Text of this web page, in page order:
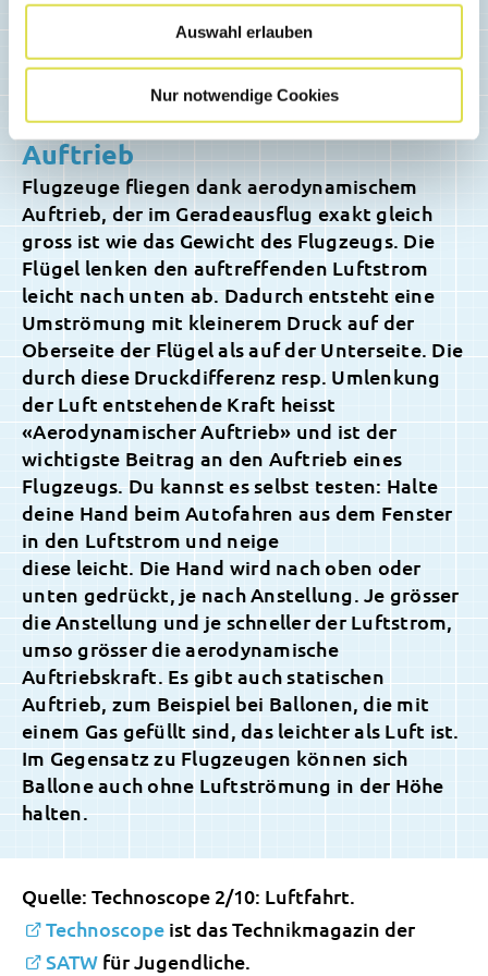
Auswahl erlauben
Nur notwendige Cookies
Fliegen dank aerodynamischem
Auftrieb
Flugzeuge fliegen dank aerodynamischem
Auftrieb, der im Geradeausflug exakt gleich
gross ist wie das Gewicht des Flugzeugs. Die
Flügel lenken den auftreffenden Luftstrom
leicht nach unten ab. Dadurch entsteht eine
Umströmung mit kleinerem Druck auf der
Oberseite der Flügel als auf der Unterseite. Die
durch diese Druckdifferenz resp. Umlenkung
der Luft entstehende Kraft heisst
«Aerodynamischer Auftrieb» und ist der
wichtigste Beitrag an den Auftrieb eines
Flugzeugs. Du kannst es selbst testen: Halte
deine Hand beim Autofahren aus dem Fenster
in den Luftstrom und neige
diese leicht. Die Hand wird nach oben oder
unten gedrückt, je nach Anstellung. Je grösser
die Anstellung und je schneller der Luftstrom,
umso grösser die aerodynamische
Auftriebskraft. Es gibt auch statischen
Auftrieb, zum Beispiel bei Ballonen, die mit
einem Gas gefüllt sind, das leichter als Luft ist.
Im Gegensatz zu Flugzeugen können sich
Ballone auch ohne Luftströmung in der Höhe
halten.
Quelle: Technoscope 2/10: Luftfahrt.
Technoscope ist das Technikmagazin der
SATW für Jugendliche.